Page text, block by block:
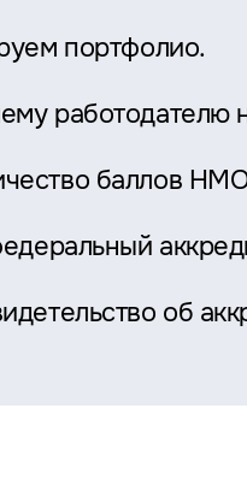
портфолио.
работодателю
баллов
об